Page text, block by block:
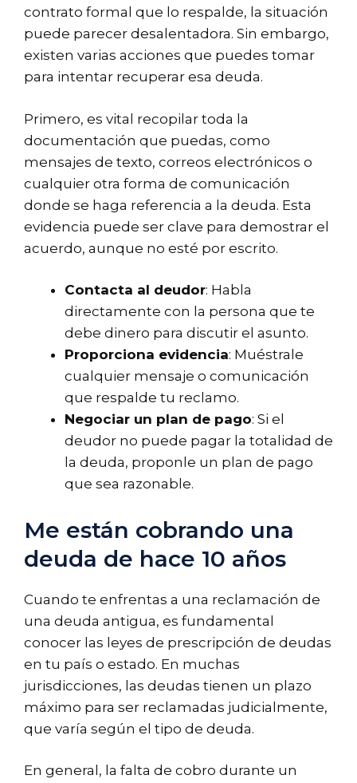
contrato formal que lo respalde, la situación
puede parecer desalentadora. Sin embargo,
existen varias acciones que puedes tomar
para intentar recuperar esa deuda.
Primero, es vital recopilar toda la
documentación que puedas, como
mensajes de texto, correos electrónicos o
cualquier otra forma de comunicación
donde se haga referencia a la deuda. Esta
evidencia puede ser clave para demostrar el
acuerdo, aunque no esté por escrito.
Contacta al deudor: Habla
directamente con la persona que te
debe dinero para discutir el asunto.
Proporciona evidencia: Muéstrale
cualquier mensaje o comunicación
que respalde tu reclamo.
Negociar un plan de pago: Si el
deudor no puede pagar la totalidad de
la deuda, proponle un plan de pago
que sea razonable.
Me están cobrando una
deuda de hace 10 años
Cuando te enfrentas a una reclamación de
una deuda antigua, es fundamental
conocer las leyes de prescripción de deudas
en tu país o estado. En muchas
jurisdicciones, las deudas tienen un plazo
máximo para ser reclamadas judicialmente,
que varía según el tipo de deuda.
En general, la falta de cobro durante un